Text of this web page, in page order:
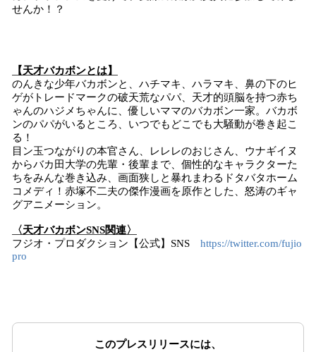
せんか！？
【天才バカボンとは】
のんきな少年バカボンと、ハチマキ、ハラマキ、鼻の下のヒ
ゲがトレードマークの破天荒なパパ、天才的頭脳を持つ赤ち
ゃんのハジメちゃんに、優しいママのバカボン一家。バカボ
ンのパパがいるところ、いつでもどこでも大騒動が巻き起こ
る！
目ン玉つながりの本官さん、レレレのおじさん、ウナギイヌ
からバカ田大学の先輩・後輩まで、個性的なキャラクターた
ちをみんな巻き込み、画面狭しと暴れまわるドタバタホーム
コメディ！赤塚不二夫の傑作漫画を原作とした、怒涛のギャ
グアニメーション。
〈天才バカボンSNS関連〉
フジオ・プロダクション【公式】SNS https://twitter.com/fujio
pro
このプレスリリースには、